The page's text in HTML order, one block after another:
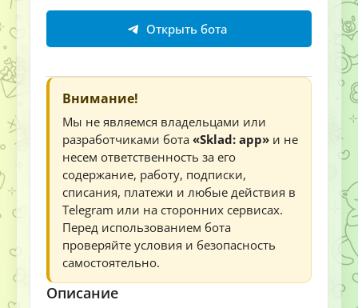
Открыть бота
Внимание!
Мы не являемся владельцами или
разработчиками бота «Sklad: app» и не
несем ответственность за его
содержание, работу, подписки,
списания, платежи и любые действия в
Telegram или на сторонних сервисах.
Перед использованием бота
проверяйте условия и безопасность
самостоятельно.
Описание